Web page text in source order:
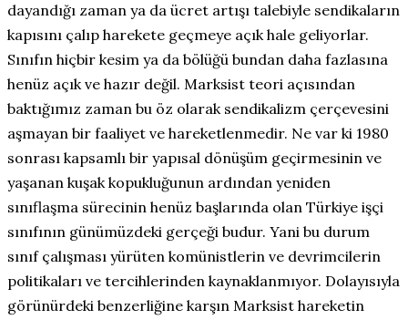
dayandığı zaman ya da ücret artışı talebiyle sendikaların
kapısını çalıp harekete geçmeye açık hale geliyorlar.
Sınıfın hiçbir kesim ya da bölüğü bundan daha fazlasına
henüz açık ve hazır değil. Marksist teori açısından
baktığımız zaman bu öz olarak sendikalizm çerçevesini
aşmayan bir faaliyet ve hareketlenmedir. Ne var ki 1980
sonrası kapsamlı bir yapısal dönüşüm geçirmesinin ve
yaşanan kuşak kopukluğunun ardından yeniden
sınıflaşma sürecinin henüz başlarında olan Türkiye işçi
sınıfının günümüzdeki gerçeği budur. Yani bu durum
sınıf çalışması yürüten komünistlerin ve devrimcilerin
politikaları ve tercihlerinden kaynaklanmıyor. Dolayısıyla
görünürdeki benzerliğine karşın Marksist hareketin